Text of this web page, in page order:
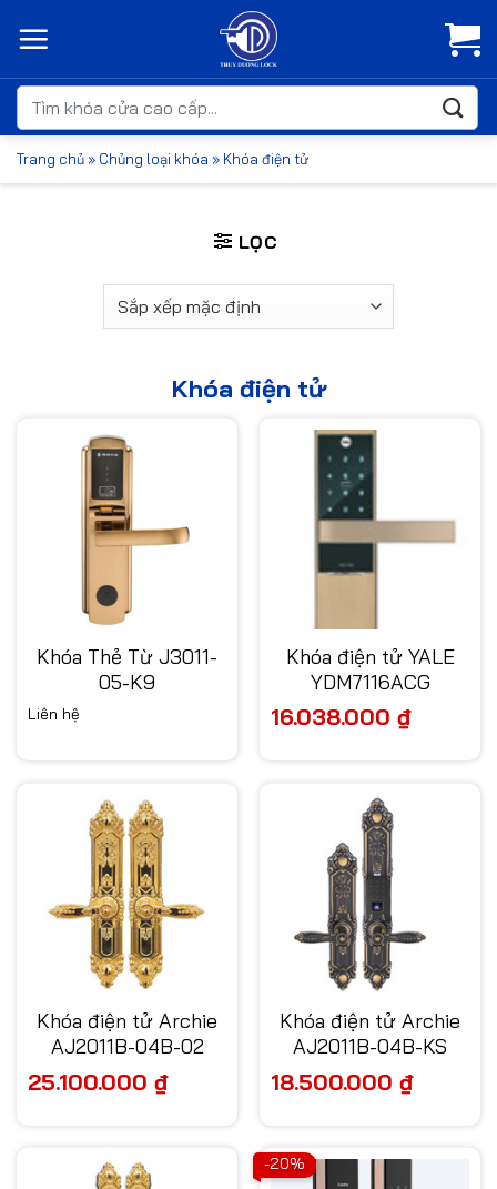
qua
dungTìm
kiếm:
Trang chủ » Chủng loại khóa » Khóa điện tử
LỌC
Khóa điện tử
Khóa Thẻ Từ J3011-
05-K9
Liên hệ
Khóa điện tử YALE
YDM7116ACG
16.038.000 ₫
Khóa điện tử Archie
AJ2011B-04B-02
25.100.000 ₫
Khóa điện tử Archie
AJ2011B-04B-KS
18.500.000 ₫
-20%